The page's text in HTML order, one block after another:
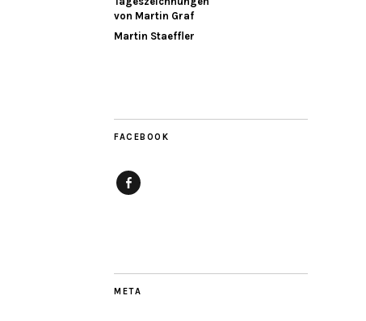
von Martin Graf
Martin Staeffler
FACEBOOK
META